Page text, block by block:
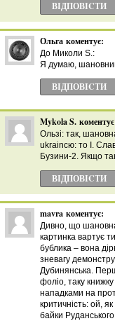
ВІДПОВІCТИ
Ольга коментує:
До Миколи S.:
Я думаю,
ВІДПОВІCТИ
Mykola S.
Ользі: так,
ukraincю: то І.
Бузини-2. Якщо
ВІДПОВІCТИ
mavra коментує:
Дивно, що шановна
картинка вартує
бублика – вона
зневагу
Дубинянська.
фоліо, таку
нападками на
критичність: ой,
байки